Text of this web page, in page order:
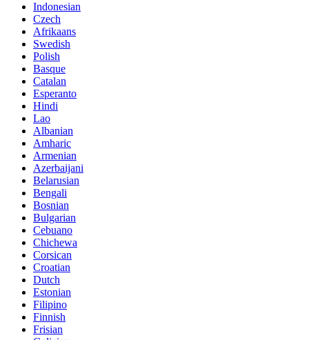
Indonesian
Czech
Afrikaans
Swedish
Polish
Basque
Catalan
Esperanto
Hindi
Lao
Albanian
Amharic
Armenian
Azerbaijani
Belarusian
Bengali
Bosnian
Bulgarian
Cebuano
Chichewa
Corsican
Croatian
Dutch
Estonian
Filipino
Finnish
Frisian